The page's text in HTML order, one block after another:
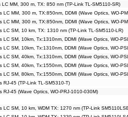
LC MM, 300 m, TX: 850 nm (TP-Link TL-SM5110-SR)
LC MM, 300 m, TX:850nm, DDMI (Wave Optics, WO-
LC MM, 300 m, TX:850nm, DDMI (Wave Optics, WO-
LC SM, 10 km, TX: 1310 nm (TP-Link TL-SM5110-LR)
LC SM, 10km, Tx:1310nm, DDMI (Wave Optics, WO-
LC SM, 10km, Tx:1310nm, DDMI (Wave Optics, WO-
LC SM, 40km, Tx:1310nm, DDMI (Wave Optics, WO-
LC SM, 40km, Tx:1550nm, DDMI (Wave Optics, WO-
LC SM, 80km, Tx:1550nm, DDMI (Wave Optics, WO-
RJ-45 (TP-Link TL-SM5310-T)
RJ-45 (Wave Optics, WO-PRJ-1010-030M)
LC SM, 10 km, WDM TX: 1270 nm (TP-Link